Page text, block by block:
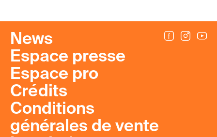
News
Espace presse
Espace pro
Crédits
Conditions
générales de vente